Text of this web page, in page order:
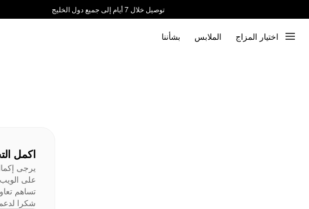
توصيل خلال 7 أيام إلى جميع دول الخليج
اختيار المزاج الملابس بشأننا
اكمل
يرجى
على
تساهم
شكرا